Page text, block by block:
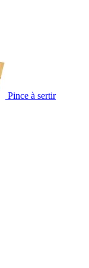
Pince à sertir